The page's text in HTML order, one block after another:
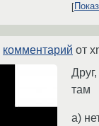
комментарий от
там
а)